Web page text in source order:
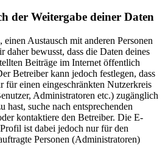
der Weitergabe deiner Daten
Austausch mit anderen Personen
daher bewusst, dass die Daten deines
Beiträge im Internet öffentlich
Betreiber kann jedoch festlegen, dass
für einen eingeschränkten Nutzerkreis
Administratoren etc.) zugänglich
hast, suche nach entsprechenden
kontaktiere den Betreiber. Die E-
ist dabei jedoch nur für den
Personen (Administratoren)